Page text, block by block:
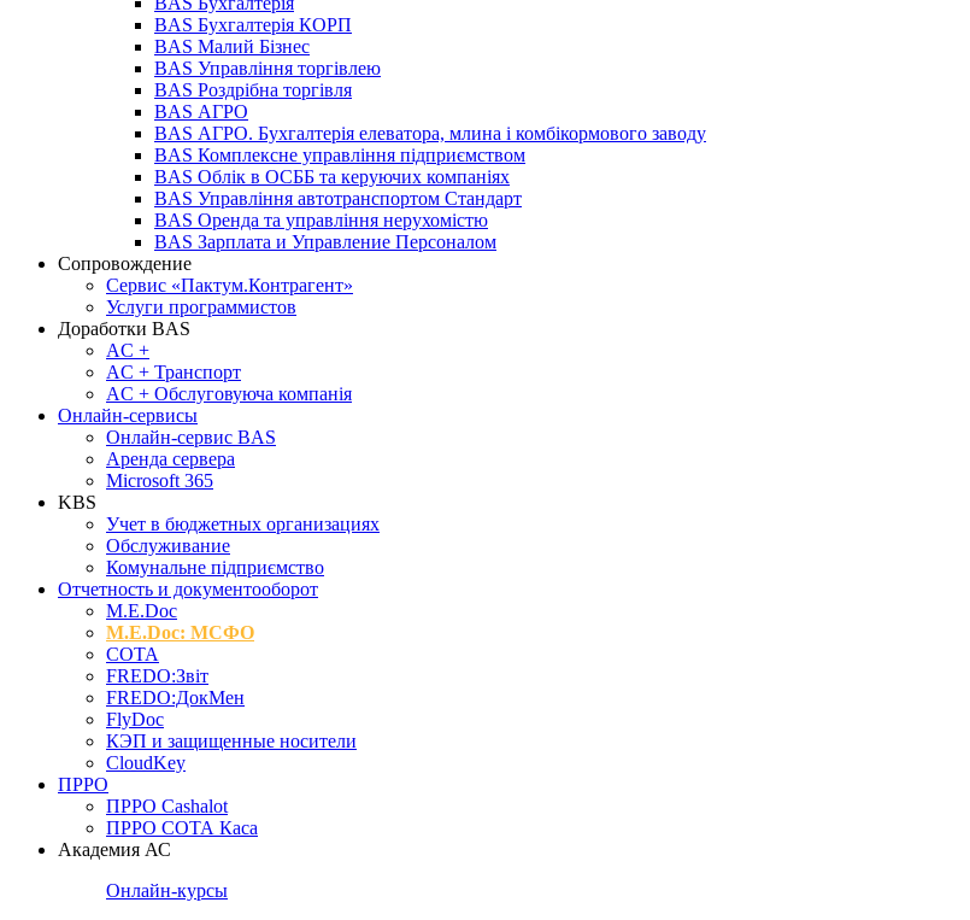
BAS Бухгалтерія КОРП
BAS Малий Бізнес
BAS Управління торгівлею
BAS Роздрібна торгівля
BAS АГРО
BAS АГРО. Бухгалтерія елеватора, млина і комбікормового заводу
BAS Комплексне управління підприємством
BAS Облік в ОСББ та керуючих компаніях
BAS Управління автотранспортом Стандарт
BAS Оренда та управління нерухомістю
BAS Зарплата и Управление Персоналом
Сопровождение
Сервис «Пактум.Контрагент»
Услуги программистов
Доработки BAS
AC +
AC + Транспорт
AC + Обслуговуюча компанія
Онлайн-сервисы
Онлайн-сервис BAS
Аренда сервера
Microsoft 365
KBS
Учет в бюджетных организациях
Обслуживание
Комунальне підприємство
Отчетность и документооборот
M.Е.Doc
M.E.Doc: МСФО
СОТА
FREDO:Звіт
FREDO:ДокМен
FlyDoc
КЭП и защищенные носители
CloudKey
ПРРО
ПРРО Cashalot
ПРРО СОТА Каса
Академия АС
Онлайн-курсы